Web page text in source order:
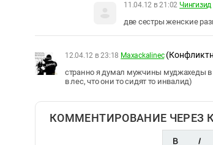
11.04.12 в 21:02 Чингизид
две сестры женские
12.04.12 в 23:18 Maxackalinec
странно я думал мужчины муджахеды в
в лес, что они то сидят то инвалид)
КОММЕНТИРОВАНИЕ ЧЕРЕЗ